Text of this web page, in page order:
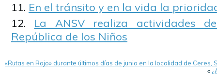
En el tránsito y en la vida la
La ANSV realiza actividades
República de los Niños
«Rutas en Rojo» durante últimos días de junio en la localidad de Ceres,
«